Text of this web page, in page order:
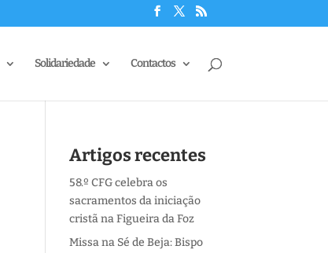
Solidariedade Contactos
Artigos recentes
58.º CFG celebra os
sacramentos da iniciação
cristã na Figueira da Foz
Missa na Sé de Beja: Bispo